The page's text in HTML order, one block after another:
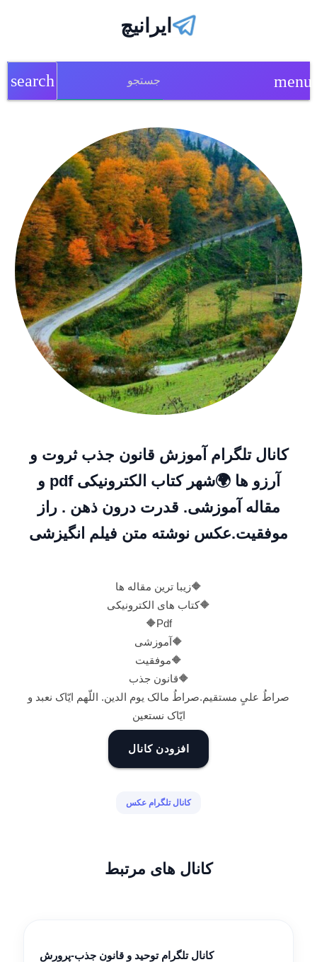
ایرانیچ
menu
search
کانال تلگرام آموزش قانون جذب ثروت و
آرزو ها 🌍شهر کتاب الکترونیکی pdf و
مقاله آموزشی. قدرت درون ذهن . راز
موفقیت.عکس نوشته متن فیلم انگیزشی
🔶زیبا ترین مقاله ها
🔶کتاب های الکترونیکی
Pdf🔶
🔶آموزشی
🔶موفقیت
🔶قانون جذب
صراطُ علیٍ مستقیم.صراطُ مالک یوم الدین. اللّهم ایّاک نعبد و
ایّاک نستعین
افزودن کانال
کانال تلگرام عکس
کانال های مرتبط
کانال تلگرام توحید و قانون جذب-پرورش